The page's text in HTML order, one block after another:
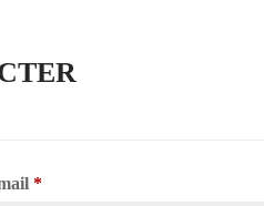
*Obligatoire